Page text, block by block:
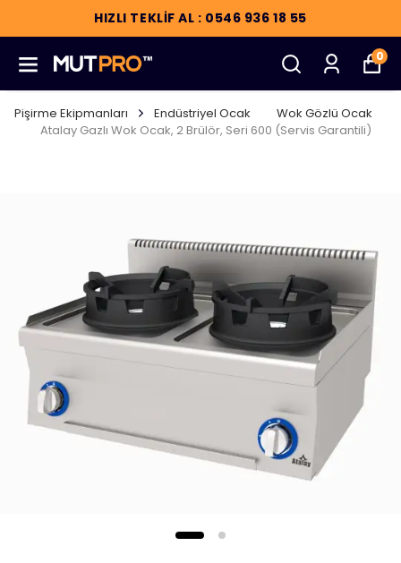
HIZLI TEKLİF AL : 0546 936 18 55
0
Pişirme Ekipmanları Endüstriyel Ocak
Wok Gözlü Ocak
Atalay Gazlı Wok Ocak, 2 Brülör, Seri 600 (Servis Garantili)